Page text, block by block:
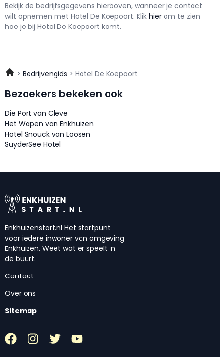
Bekijk de bedrijfsgegevens hierboven, wanneer je contact
wilt opnemen met Hotel De Koepoort. Klik hier om te zien
hoe je bij Hotel De Koepoort komt.
Bedrijvengids Hotel De Koepoort
Bezoekers bekeken ook
Die Port van Cleve
Het Wapen van Enkhuizen
Hotel Snouck van Loosen
SuyderSee Hotel
Enkhuizenstart.nl Het startpunt
voor iedere inwoner van omgeving
Enkhuizen. Weet wat er speelt in
de buurt.
Contact
Over ons
Sitemap